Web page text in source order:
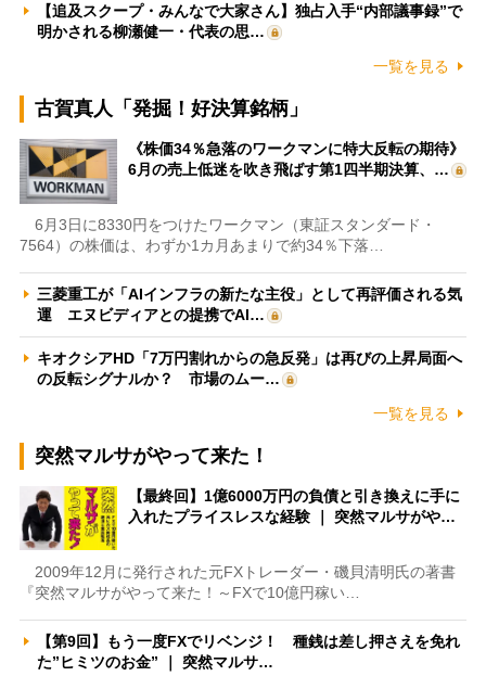
【追及スクープ・みんなで大家さん】独占入手“内部議事録”で
明かされる柳瀬健一・代表の思…
一覧を見る
古賀真人「発掘！好決算銘柄」
《株価34％急落のワークマンに特大反転の期待》
6月の売上低迷を吹き飛ばす第1四半期決算、…
6月3日に8330円をつけたワークマン（東証スタンダード・
7564）の株価は、わずか1カ月あまりで約34％下落…
三菱重工が「AIインフラの新たな主役」として再評価される気
運 エヌビディアとの提携でAI…
キオクシアHD「7万円割れからの急反発」は再びの上昇局面へ
の反転シグナルか？ 市場のムー…
一覧を見る
突然マルサがやって来た！
【最終回】1億6000万円の負債と引き換えに手に
入れたプライスレスな経験 ｜ 突然マルサがや…
2009年12月に発行された元FXトレーダー・磯貝清明氏の著書
『突然マルサがやって来た！～FXで10億円稼い…
【第9回】もう一度FXでリベンジ！ 種銭は差し押さえを免れ
た”ヒミツのお金” ｜ 突然マルサ…